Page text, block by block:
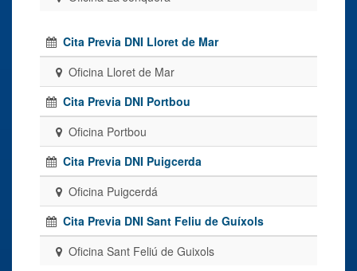
Cita Previa DNI Lloret de Mar
Oficina Lloret de Mar
Cita Previa DNI Portbou
Oficina Portbou
Cita Previa DNI Puigcerda
Oficina Puigcerdá
Cita Previa DNI Sant Feliu de Guíxols
Oficina Sant Feliú de Guixols